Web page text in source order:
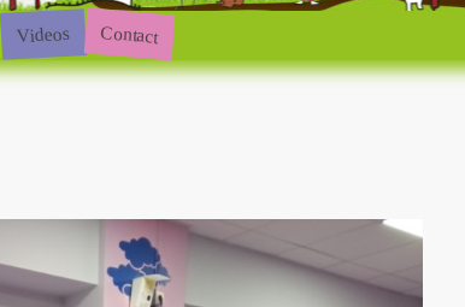
Videos Contact